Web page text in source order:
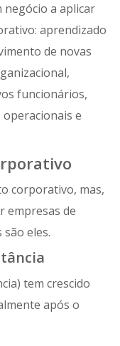
negócio a aplicar
aprendizado
de novas
funcionários,
e
corporativo, mas,
empresas de
eles.
tem crescido
após o